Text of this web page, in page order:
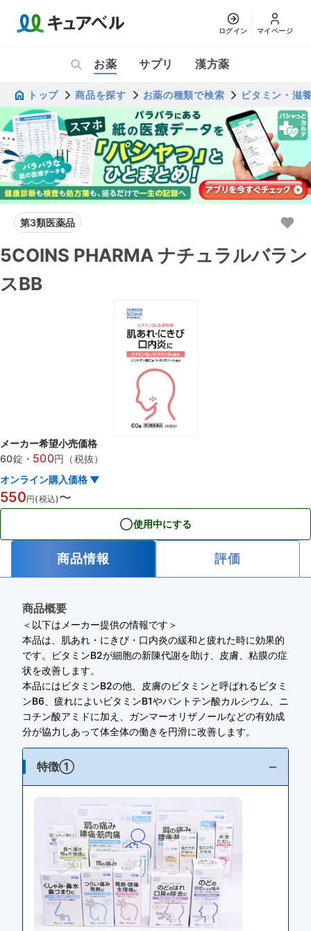
ログイン マイページ
お薬 サプリ 漢方薬
トップ 商品を探す お薬の種類で検索 ビタミン・滋
第3類医薬品
5COINS PHARMA ナチュラルバラン
スBB
メーカー希望小売価格
60錠 ・ 500円（税抜）
オンライン購入価格 ▼
550円(税込)〜
使用中にする
商品情報 評価
商品概要
＜以下はメーカー提供の情報です＞
本品は、肌あれ・にきび・口内炎の緩和と疲れた時に効果的
です。ビタミンB2が細胞の新陳代謝を助け、皮膚、粘膜の症
状を改善します。
本品にはビタミンB2の他、皮膚のビタミンと呼ばれるビタミ
ンB6、疲れによいビタミンB1やパントテン酸カルシウム、ニ
コチン酸アミドに加え、ガンマーオリザノールなどの有効成
分が協力しあって体全体の働きを円滑に改善します。
特徴①